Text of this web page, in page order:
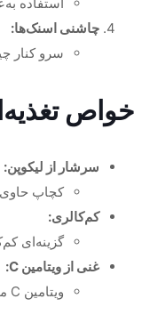
چاشنی اسنک‌ها:
سرو کنار
خواص
سرشار از لیکوپن:
کچاپ
کم‌کالری:
گزینه‌ای
غنی از ویتامین C:
ویتامین C موجود در گوجه‌فرنگی‌ها به تقویت سیستم ایمنی کمک می‌کند.